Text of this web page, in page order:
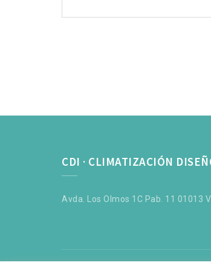
CDI · CLIMATIZACIÓN
Avda. Los Olmos 1C Pab. 11 01013